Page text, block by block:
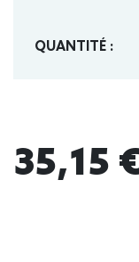
QUANTITÉ :
35,15